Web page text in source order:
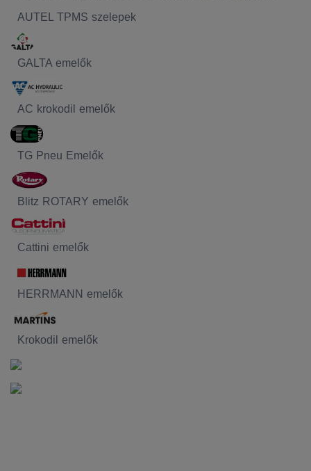
AUTEL TPMS szelepek
GALTA emelők
AC krokodil emelők
TG Pneu Emelők
Blitz ROTARY emelők
Cattini emelők
HERRMANN emelők
Krokodil emelők